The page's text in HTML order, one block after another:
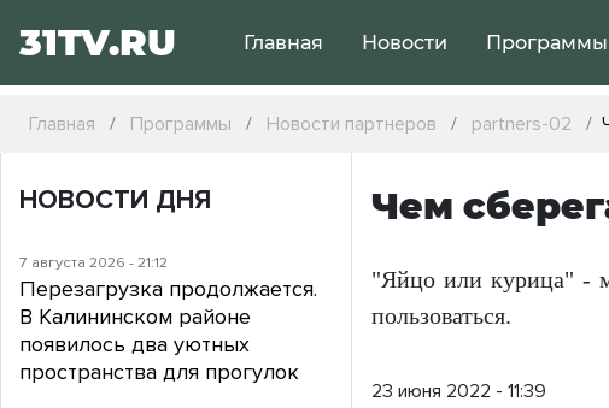
31TV.RU Главная Новости Программы
Главная Программы Новости партнеров partners-02
Чем
"Яйцо или курица" -
пользоваться.
23 июня 2022 - 11:39
НОВОСТИ ДНЯ
7 августа 2026 - 21:12
Перезагрузка продолжается.
В Калининском районе
появилось два уютных
пространства для прогулок